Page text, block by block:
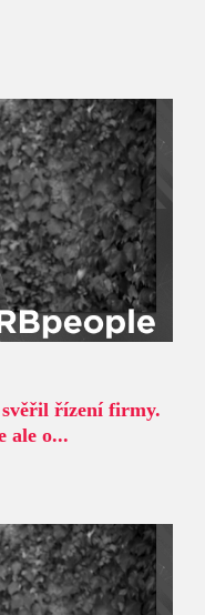
řízení firmy.
ale o...